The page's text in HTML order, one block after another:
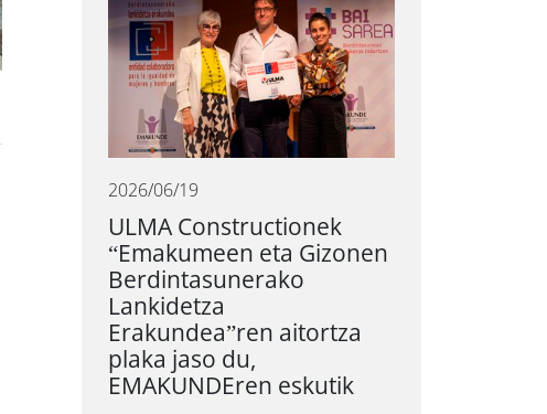
2026/06/19
ULMA Constructionek
“Emakumeen eta Gizonen
Berdintasunerako
Lankidetza
Erakundea”ren aitortza
plaka jaso du,
EMAKUNDEren eskutik